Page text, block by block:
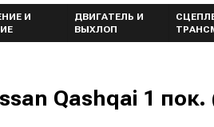
И
ДВИГАТЕЛЬ И
ВЫХЛОП
Qashqai 1